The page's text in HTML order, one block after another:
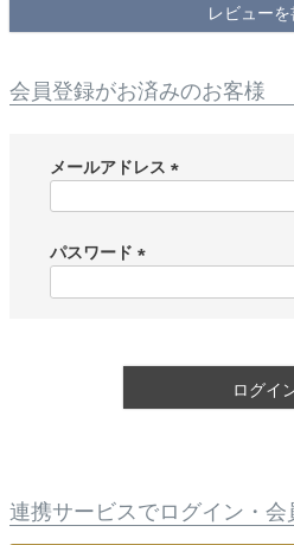
レビューを
会員登録がお済みのお客様
メールアドレス
)
パスワード
ログイ
連携サービスでログイン・会